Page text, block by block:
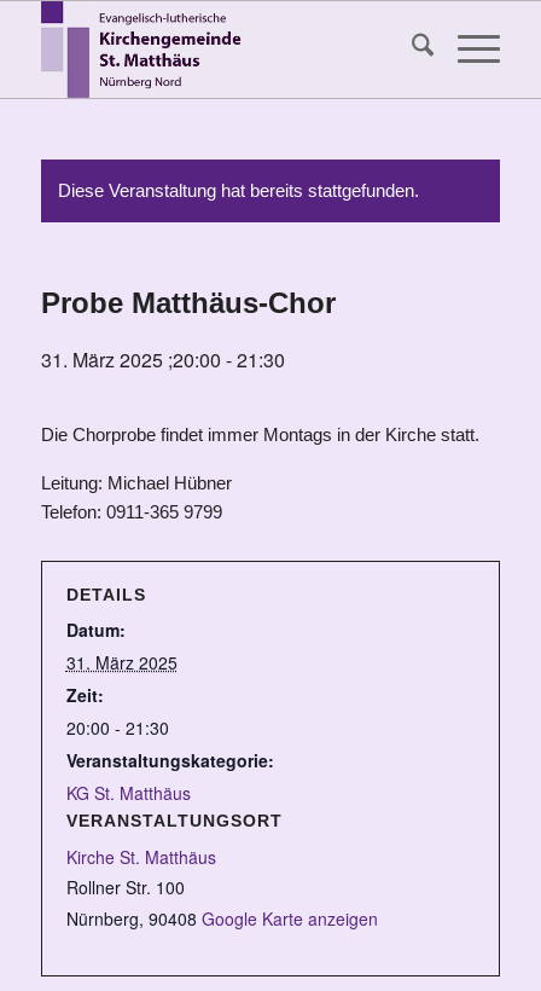
Diese Veranstaltung hat bereits stattgefunden.
Probe Matthäus-Chor
31. März 2025 ;20:00 -21:30
Die Chorprobe findet immer Montags in der Kirche statt.
Leitung: Michael Hübner
Telefon: 0911-365 9799
DETAILS
Datum:
31. März 2025
Zeit:
20:00 - 21:30
Veranstaltungskategorie:
KG St. Matthäus
VERANSTALTUNGSORT
Kirche St. Matthäus
Rollner Str. 100
Nürnberg, 90408 Google Karte anzeigen